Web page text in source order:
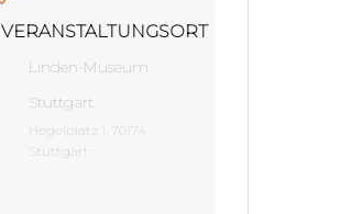
VERANSTALTUNGSORT
Linden-Museum
Stuttgart
Hegelplatz 1, 70174
Stuttgart